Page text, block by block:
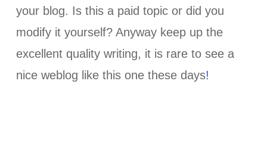
your blog. Is this a paid topic or did you
modify it yourself? Anyway keep up the
excellent quality writing, it is rare to see a
nice weblog like this one these days!